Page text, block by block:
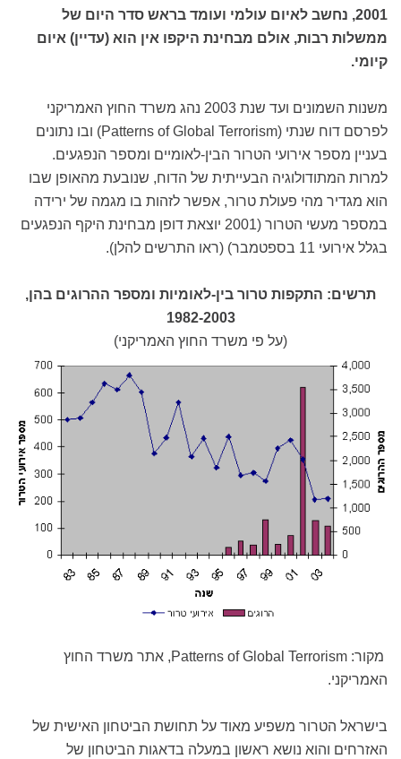
2001, נחשב לאיום עולמי ועומד בראש סדר היום של
ממשלות רבות, אולם מבחינת היקפו אין הוא (עדיין) איום
קיומי.
משנות השמונים ועד שנת 2003 נהג משרד החוץ האמריקני
לפרסם דוח שנתי (Patterns of Global Terrorism) ובו נתונים
בעניין מספר אירועי הטרור הבין-לאומיים ומספר הנפגעים.
למרות המתודולוגיה הבעייתית של הדוח, שנובעת מהאופן שבו
הוא מגדיר מהי פעולת טרור, אפשר לזהות בו מגמה של ירידה
במספר מעשי הטרור (2001 יוצאת דופן מבחינת היקף הנפגעים
בגלל אירועי 11 בספטמבר) (ראו התרשים להלן).
תרשים: התקפות טרור בין-לאומיות ומספר ההרוגים בהן,
1982-2003
(על פי משרד החוץ האמריקני)
מקור: Patterns of Global Terrorism, אתר משרד החוץ
האמריקני.
בישראל הטרור משפיע מאוד על תחושת הביטחון האישית של
האזרחים והוא נושא ראשון במעלה בדאגות הביטחון של